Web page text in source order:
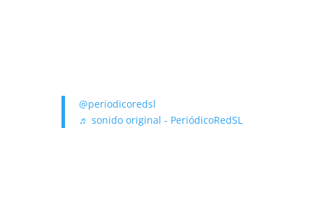
@periodicoredsl
♬ sonido original - PeriódicoRedSL